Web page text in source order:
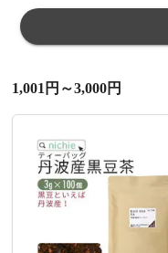
1,001円～3,000円